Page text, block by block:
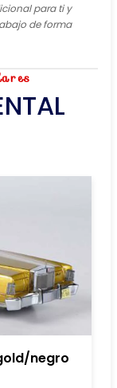
para ti y
de forma
negro